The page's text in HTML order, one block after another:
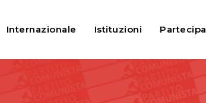
Internazionale Istituzioni Partecipa